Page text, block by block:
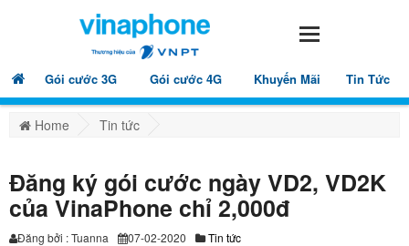
Gói cước 3G Gói cước 4G Khuyến Mãi Tin Tức
Home Tin tức
Đăng ký gói cước ngày VD2, VD2K
của VinaPhone chỉ 2,000đ
Đăng bởi : Tuanna 07-02-2020 Tin tức